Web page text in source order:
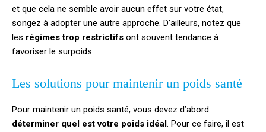
et que cela ne semble avoir aucun effet sur votre état,
songez à adopter une autre approche. D’ailleurs, notez que
les régimes trop restrictifs ont souvent tendance à
favoriser le surpoids.
Les solutions pour maintenir un poids santé
Pour maintenir un poids santé, vous devez d’abord
déterminer quel est votre poids idéal. Pour ce faire, il est